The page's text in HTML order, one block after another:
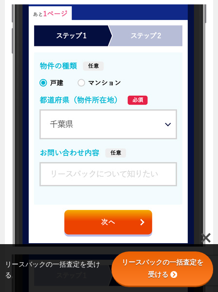
リースバックの一括査定を受け
る
リースバックの一括査定を
受ける